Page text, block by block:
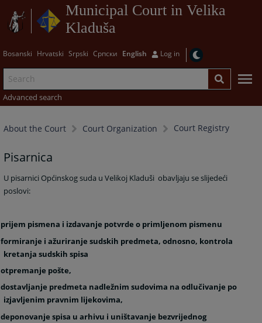
Municipal Court in Velika
Kladuša
Bosanski Hrvatski Srpski Српски English Log in
Advanced search
About the Court Court Organization Court Registry
Pisarnica
U pisarnici Općinskog suda u Velikoj Kladuši obavljaju se slijedeći
poslovi:
prijem pismena i izdavanje potvrde o primljenom pismenu
formiranje i ažuriranje sudskih predmeta, odnosno, kontrola
kretanja sudskih spisa
otpremanje pošte,
dostavljanje predmeta nadležnim sudovima na odlučivanje po
izjavljenim pravnim lijekovima,
deponovanje spisa u arhivu i uništavanje bezvrijednog